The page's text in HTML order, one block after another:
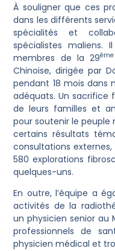
À souligner que ces
dans les différents
spécialités et
spécialistes
membres de la 29ème
Chinoise, dirigée par
pendant 18 mois dans
adéquats. Un sacrifice
de leurs familles et
pour soutenir le peuple
certains résultats
consultations
580 explorations
quelques-uns.
En outre, l’équipe a
activités de la
un physicien senior au
professionnels de
physicien médical et